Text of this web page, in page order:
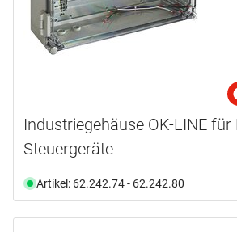
Industriegehäuse OK-LINE für
Steuergeräte
Artikel: 62.242.74 - 62.242.80